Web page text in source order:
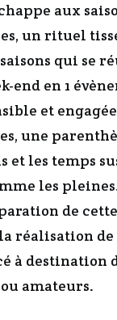
aux
un rituel
qui se
end en 1
et
une
et les temps
les
de
réalisation de
à destination
amateurs.